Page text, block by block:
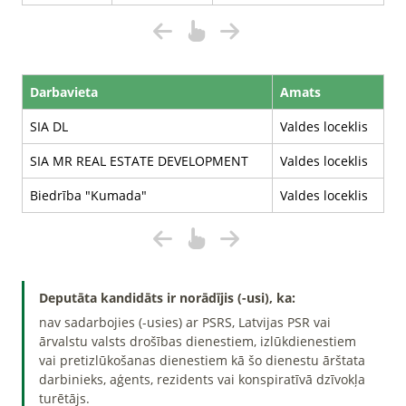
Darbavieta
Amats
SIA DL
Valdes loceklis
SIA MR REAL ESTATE DEVELOPMENT
Valdes loceklis
Biedrība "Kumada"
Valdes loceklis
Deputāta kandidāts ir norādījis (-usi), ka:
nav sadarbojies (-usies) ar PSRS, Latvijas PSR vai
ārvalstu valsts drošības dienestiem, izlūkdienestiem
vai pretizlūkošanas dienestiem kā šo dienestu ārštata
darbinieks, aģents, rezidents vai konspiratīvā dzīvokļa
turētājs.